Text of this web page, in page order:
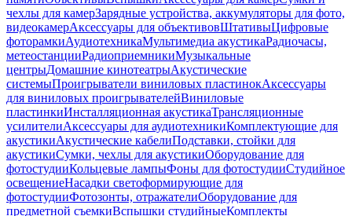
чехлы для камерЗарядные устройства, аккумуляторы для фото,
видеокамерАксессуары для объективовШтативыЦифровые
фоторамкиАудиотехникаМультимедиа акустикаРадиочасы,
метеостанцииРадиоприемникиМузыкальные
центрыДомашние кинотеатрыАкустические
системыПроигрыватели виниловых пластинокАксессуары
для виниловых проигрывателейВиниловые
пластинкиИнсталляционная акустикаТрансляционные
усилителиАксессуары для аудиотехникиКомплектующие для
акустикиАкустические кабелиПодставки, стойки для
акустикиСумки, чехлы для акустикиОборудование для
фотостудииКольцевые лампыФоны для фотостудииСтудийное
освещениеНасадки светоформирующие для
фотостудииФотозонты, отражателиОборудование для
предметной съемкиВспышки студийныеКомплекты